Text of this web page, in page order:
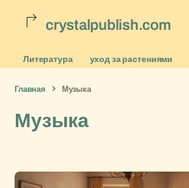
crystalpublish.com
Литература уход за растениями
Главная Музыка
Музыка